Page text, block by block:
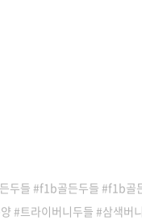
앞에 있는폴라 오빠
9362-0106
두들 #f1b골든두들 #f1b골
#트라이버니두들 #삼색버